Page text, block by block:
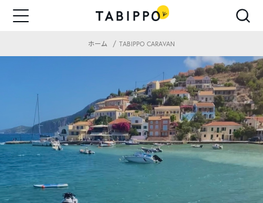
ホーム TABIPPO CARAVAN